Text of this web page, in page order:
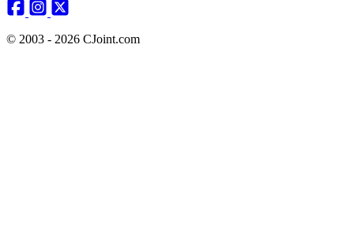
© 2003 - 2026 CJoint.com